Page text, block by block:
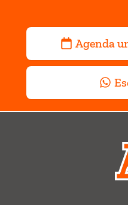
Agenda